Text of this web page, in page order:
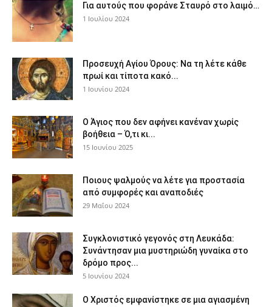
Για αυτούς που φοράνε Σταυρό στο λαιμό…
1 Ιουλίου 2024
Προσευχή Αγίου Όρους: Να τη λέτε κάθε
πρωί και τίποτα κακό...
1 Ιουνίου 2024
Ο Άγιος που δεν αφήνει κανέναν χωρίς
βοήθεια – Ό,τι κι...
15 Ιουνίου 2025
Ποιους ψαλμούς να λέτε για προστασία
από συμφορές και αναποδιές
29 Μαΐου 2024
Συγκλονιστικό γεγονός στη Λευκάδα:
Συνάντησαν μια μυστηριώδη γυναίκα στο
δρόμο προς...
5 Ιουνίου 2024
Ο Χριστός εμφανίστηκε σε μια αγιασμένη